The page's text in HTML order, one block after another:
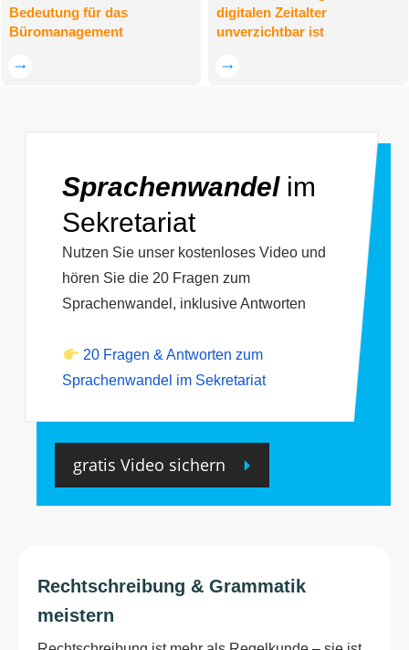
Bedeutung für das
Büromanagement
digitalen Zeitalter
unverzichtbar ist
Sprachenwandel im
Sekretariat
Nutzen Sie unser kostenloses Video und
hören Sie die 20 Fragen zum
Sprachenwandel, inklusive Antworten
20 Fragen & Antworten zum
Sprachenwandel im Sekretariat
gratis Video sichern
Rechtschreibung & Grammatik
meistern